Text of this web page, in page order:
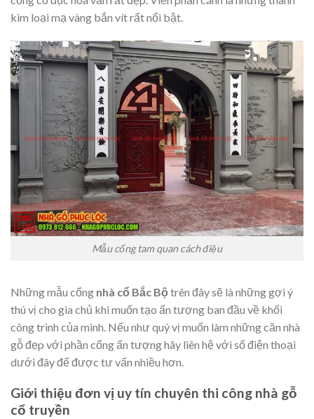
kim loại mạ vàng bắn vít rất nổi bật.
Mẫu cổng tam quan cách điệu
Những mẫu cổng nhà cổ Bắc Bộ trên đây sẽ là những gợi ý
thú vị cho gia chủ khi muốn tạo ấn tượng ban đầu về khối
công trình của mình. Nếu như quý vị muốn làm những căn nhà
gỗ đẹp với phần cổng ấn tượng hãy liên hệ với số điện thoại
dưới đây để được tư vấn nhiều hơn.
Giới thiệu đơn vị uy tín chuyên thi công nhà gỗ
cổ truyền